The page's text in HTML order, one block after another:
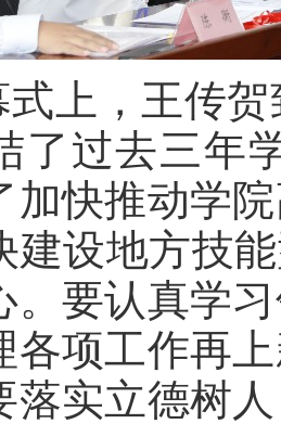
式上，王传
了过去三年
加快推动学
建设地方技
。要认真学
各项工作再
落实立德树